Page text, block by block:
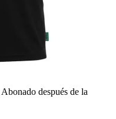
Abonado después de la